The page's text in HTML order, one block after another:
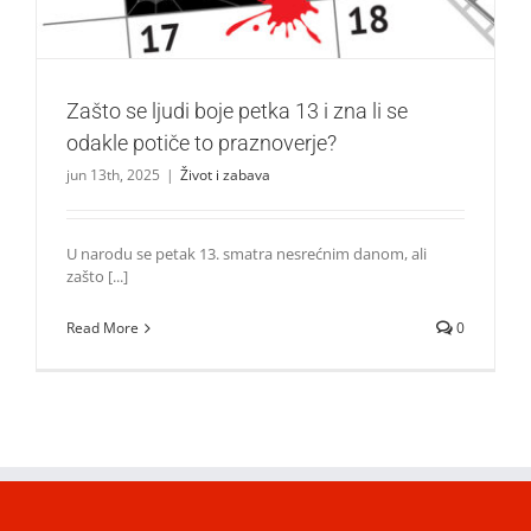
Zašto se ljudi boje petka 13 i zna li se
odakle potiče to praznoverje?
jun 13th, 2025 | Život i zabava
U narodu se petak 13. smatra nesrećnim danom, ali
zašto [...]
Read More 0